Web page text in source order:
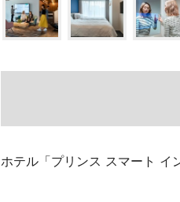
ホテル「プリンス スマート イ